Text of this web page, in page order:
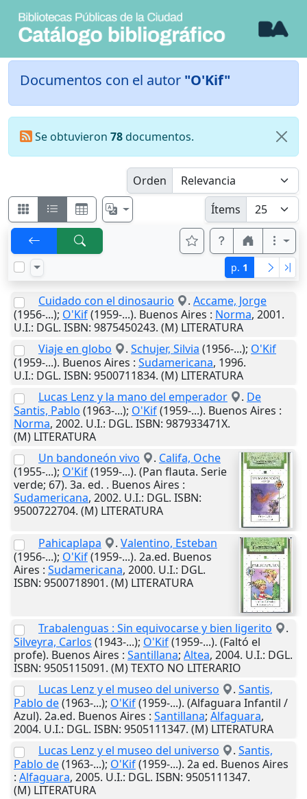
Documentos con el autor "O'Kif"
Se obtuvieron 78documentos.
Orden
Ítems
p. 1
Cuidado con el dinosaurio . Accame, Jorge
(1956-...); O'Kif(1959-...). Buenos Aires : Norma, 2001.
U.I.: DGL. ISBN: 9875450243. (M) LITERATURA
Viaje en globo
. Schujer, Silvia (1956-...); O'Kif
(1959-...). Buenos Aires : Sudamericana, 1996.
U.I.: DGL. ISBN: 9500711834. (M) LITERATURA
Lucas Lenz y la mano del emperador
. De
Santis, Pablo (1963-...); O'Kif(1959-...). Buenos Aires :
Norma, 2002. U.I.: DGL. ISBN: 987933471X.
(M) LITERATURA
Un bandoneón vivo
. Califa, Oche
(1955-...); O'Kif(1959-...). (Pan flauta. Serie
verde; 67). 3a. ed. . Buenos Aires :
Sudamericana, 2002. U.I.: DGL. ISBN:
9500722704. (M) LITERATURA
Pahicaplapa . Valentino, Esteban
(1956-...); O'Kif(1959-...). 2a.ed. Buenos
Aires : Sudamericana, 2000. U.I.: DGL.
ISBN: 9500718901. (M) LITERATURA
Trabalenguas : Sin equivocarse y bien ligerito
.
Silveyra, Carlos (1943-...); O'Kif(1959-...). (Faltó el
profe). Buenos Aires : Santillana; Altea, 2004. U.I.: DGL.
ISBN: 9505115091. (M) TEXTO NO LITERARIO
Lucas Lenz y el museo del universo
. Santis,
Pablo de(1963-...); O'Kif(1959-...). (Alfaguara Infantil /
Azul). 2a.ed. Buenos Aires : Santillana; Alfaguara,
2004. U.I.: DGL. ISBN: 9505111347. (M) LITERATURA
Lucas Lenz y el museo del universo
. Santis,
Pablo de(1963-...); O'Kif(1959-...). 2a ed. Buenos Aires
: Alfaguara, 2005. U.I.: DGL. ISBN: 9505111347.
(M) LITERATURA